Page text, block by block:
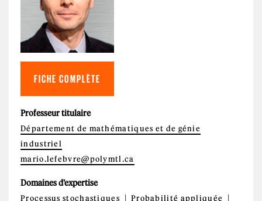
FICHE COMPLÈTE
Professeur titulaire
Département de mathématiques et de génie
industriel
mario.lefebvre@polymtl.ca
Domaines d'expertise
Processus stochastiques Probabilité appliquée